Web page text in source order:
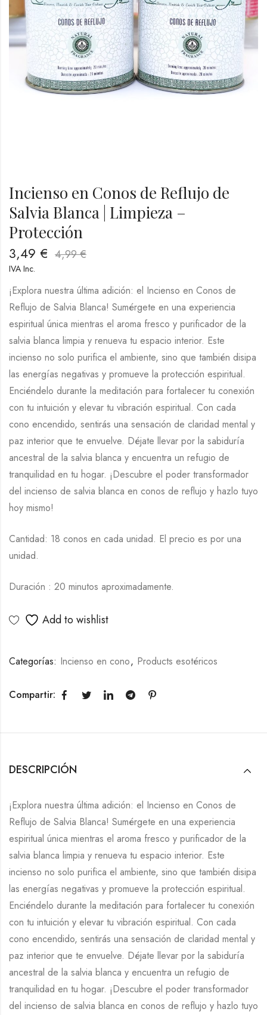
Incienso en Conos de Reflujo de
Salvia Blanca | Limpieza –
Protección
3,49 € 4,99€
IVA Inc.
¡Explora nuestra última adición: el Incienso en Conos de
Reflujo de Salvia Blanca! Sumérgete en una experiencia
espiritual única mientras el aroma fresco y purificador de la
salvia blanca limpia y renueva tu espacio interior. Este
incienso no solo purifica el ambiente, sino que también disipa
las energías negativas y promueve la protección espiritual.
Enciéndelo durante la meditación para fortalecer tu conexión
con tu intuición y elevar tu vibración espiritual. Con cada
cono encendido, sentirás una sensación de claridad mental y
paz interior que te envuelve. Déjate llevar por la sabiduría
ancestral de la salvia blanca y encuentra un refugio de
tranquilidad en tu hogar. ¡Descubre el poder transformador
del incienso de salvia blanca en conos de reflujo y hazlo tuyo
hoy mismo!
Cantidad: 18 conos en cada unidad. El precio es por una
unidad.
Duración : 20 minutos aproximadamente.
Add to wishlist
Categorías: Incienso en cono, Products esotéricos
Compartir:
DESCRIPCIÓN
¡Explora nuestra última adición: el Incienso en Conos de
Reflujo de Salvia Blanca! Sumérgete en una experiencia
espiritual única mientras el aroma fresco y purificador de la
salvia blanca limpia y renueva tu espacio interior. Este
incienso no solo purifica el ambiente, sino que también disipa
las energías negativas y promueve la protección espiritual.
Enciéndelo durante la meditación para fortalecer tu conexión
con tu intuición y elevar tu vibración espiritual. Con cada
cono encendido, sentirás una sensación de claridad mental y
paz interior que te envuelve. Déjate llevar por la sabiduría
ancestral de la salvia blanca y encuentra un refugio de
tranquilidad en tu hogar. ¡Descubre el poder transformador
del incienso de salvia blanca en conos de reflujo y hazlo tuyo